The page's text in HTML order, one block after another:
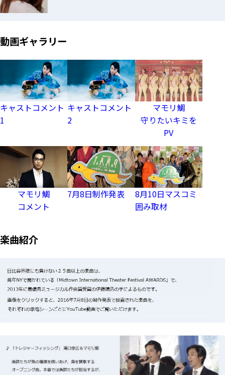
動画ギャラリー
キャストコメント
1
キャストコメント
2
マモリ鯛
守りたいキミを
PV
マモリ鯛
コメント
7月8日制作発表
8月10日マスコミ
囲み取材
楽曲紹介